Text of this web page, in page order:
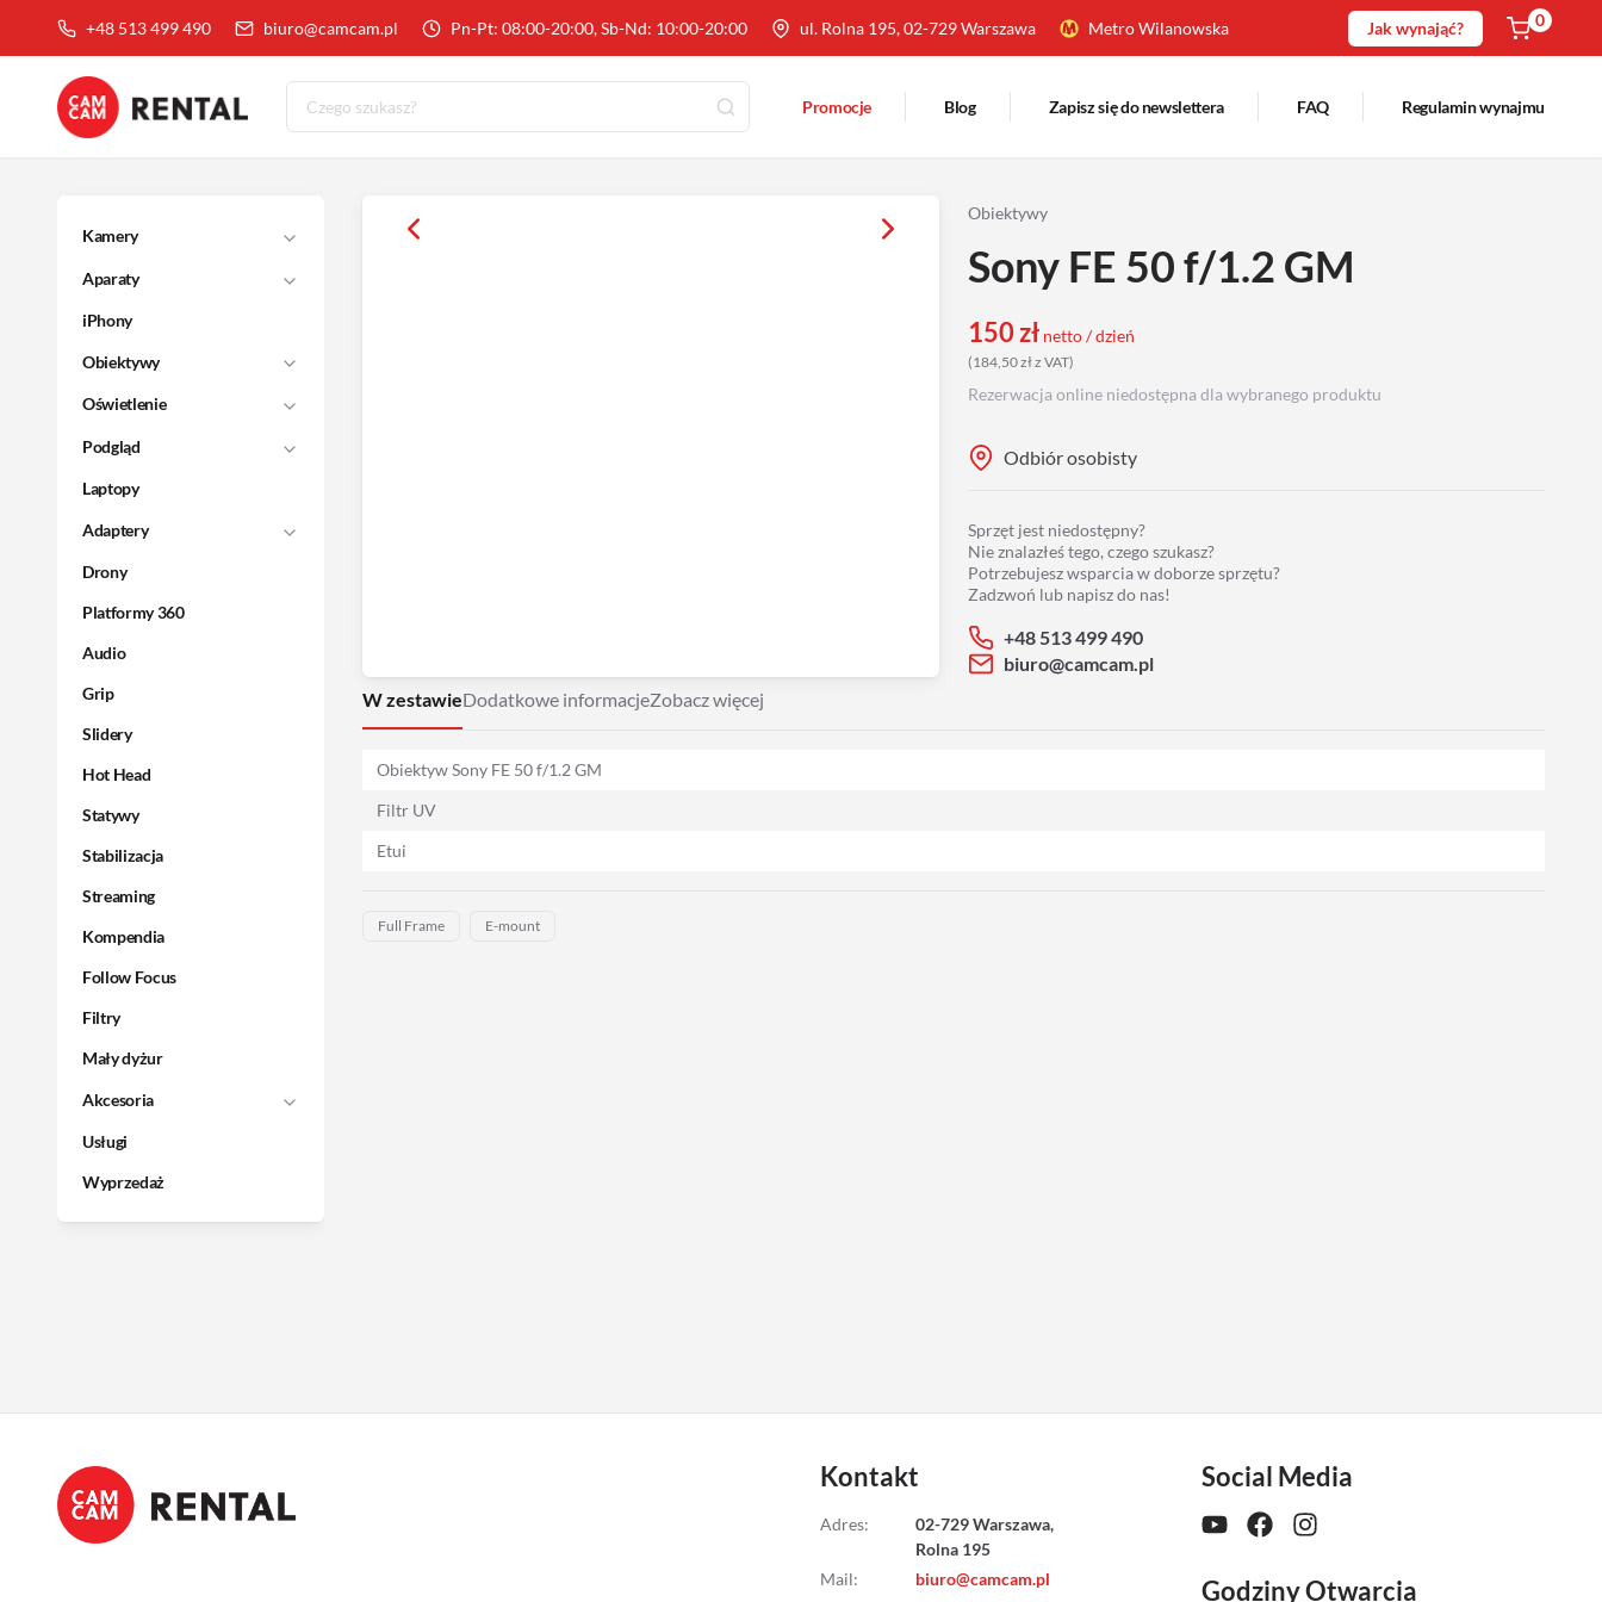
+48 513 499 490 biuro@camcam.pl Pn-Pt: 08:00-20:00, Sb-Nd: 10:00-20:00 ul. Rolna 195, 02-729 Warszawa Metro Wilanowska Jak wynająć? 0
Promocje Blog Zapisz się do newslettera FAQ Regulamin wynajmu
Kamery
Aparaty
iPhony
Obiektywy
Oświetlenie
Podgląd
Laptopy
Adaptery
Drony
Platformy 360
Audio
Grip
Slidery
Hot Head
Statywy
Stabilizacja
Streaming
Kompendia
Follow Focus
Filtry
Mały dyżur
Akcesoria
Usługi
Wyprzedaż
Obiektywy
Sony FE 50 f/1.2 GM
150zł netto / dzień
(184,50złz VAT)
Rezerwacja online niedostępna dla wybranego produktu
Odbiór osobisty
Sprzęt jest niedostępny?
Nie znalazłeś tego, czego szukasz?
Potrzebujesz wsparcia w doborze sprzętu?
Zadzwoń lub napisz do nas!
+48 513 499 490
biuro@camcam.pl
W zestawieDodatkowe informacjeZobacz więcej
Obiektyw Sony FE 50 f/1.2 GM
Filtr UV
Etui
Full Frame E-mount
Kontakt
Adres:
02-729 Warszawa,
Rolna 195
Mail:
biuro@camcam.pl
Social Media
Godziny Otwarcia